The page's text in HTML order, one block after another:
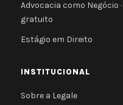
Advocacia como Negócio ·
gratuito
Estágio em Direito
INSTITUCIONAL
Sobre a Legale